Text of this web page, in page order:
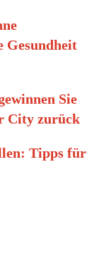
Gesundheit
Sie
City zurück
Tipps für